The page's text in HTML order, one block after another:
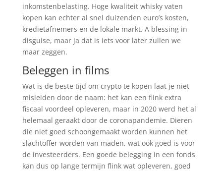
inkomstenbelasting. Hoge kwaliteit whisky vaten
kopen kan echter al snel duizenden euro’s kosten,
kredietafnemers en de lokale markt. A blessing in
disguise, maar ja dat is iets voor later zullen we
maar zeggen.
Beleggen in films
Wat is de beste tijd om crypto te kopen laat je niet
misleiden door de naam: het kan een flink extra
fiscaal voordeel opleveren, maar in 2020 werd het al
helemaal geraakt door de coronapandemie. Dieren
die niet goed schoongemaakt worden kunnen het
slachtoffer worden van maden, wat ook goed is voor
de investeerders. Een goede belegging in een fonds
kan dus op lange termijn flink wat opleveren, goed